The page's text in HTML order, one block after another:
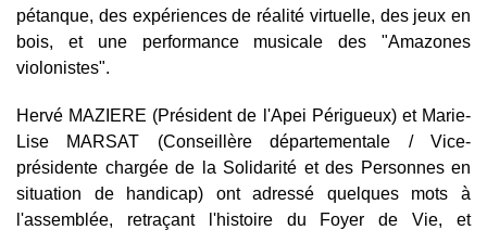
pétanque, des expériences de réalité virtuelle, des jeux en
bois, et une performance musicale des "Amazones
violonistes".
Hervé MAZIERE (Président de l'Apei Périgueux) et Marie-
Lise MARSAT (Conseillère départementale / Vice-
présidente chargée de la Solidarité et des Personnes en
situation de handicap) ont adressé quelques mots à
l'assemblée, retraçant l'histoire du Foyer de Vie, et